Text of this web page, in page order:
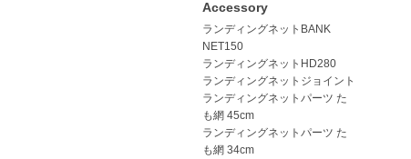
Accessory
ランディングネットBANK
NET150
ランディングネットHD280
ランディングネットジョイント
ランディングネットパーツ た
も網 45cm
ランディングネットパーツ た
も網 34cm